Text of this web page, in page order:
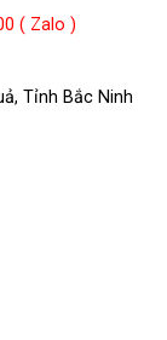
( Zalo )
Tỉnh Bắc Ninh